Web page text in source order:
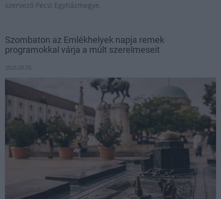
szervező Pécsi Egyházmegye.
Szombaton az Emlékhelyek napja remek
programokkal várja a múlt szerelmeseit
2025.05.05